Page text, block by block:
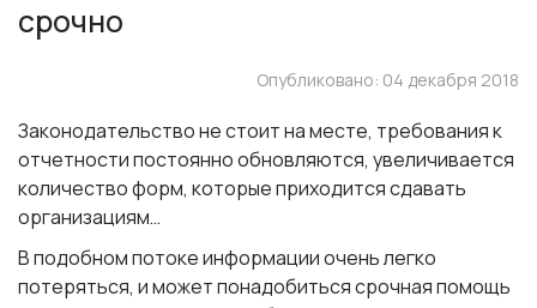
срочно
Опубликовано: 04 декабря 2018
Законодательство не стоит на месте, требованияк
отчетностипостоянно обновляются, увеличивается
количество форм, которые приходится сдавать
организациям…
В подобном потоке информации очень легко
потеряться, и может понадобитьсясрочная помощь